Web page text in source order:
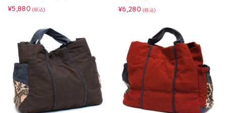
¥5,880 (税込) ¥6,280 (税込)